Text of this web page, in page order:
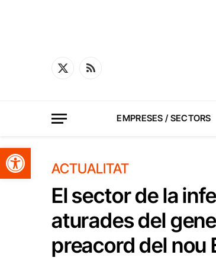
Obre la barra d'eines
X
RSS
EMPRESES / SECTORS
ACTUALITAT
El sector de la
aturades del
preacord del nou